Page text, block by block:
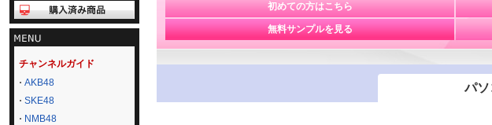
チャンネルガイド
AKB48
SKE48
NMB48
初めての方はこちら
無料サンプルを見る
パ